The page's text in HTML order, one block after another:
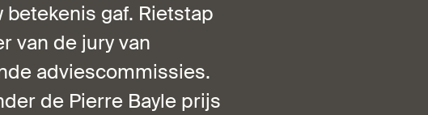
gaf. Rietstap
van de jury van
adviescommissies.
de Pierre Bayle prijs